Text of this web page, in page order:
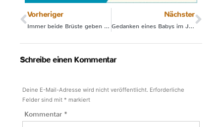
Vorheriger Nächster
Schreibe einen Kommentar
Deine E-Mail-Adresse wird nicht veröffentlicht. Erforderliche
Felder sind mit * markiert
Kommentar *